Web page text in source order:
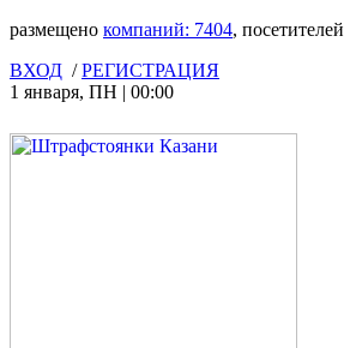
размещено компаний: 7404, посетителей
ВХОД /РЕГИСТРАЦИЯ
1 января, ПН | 00:00